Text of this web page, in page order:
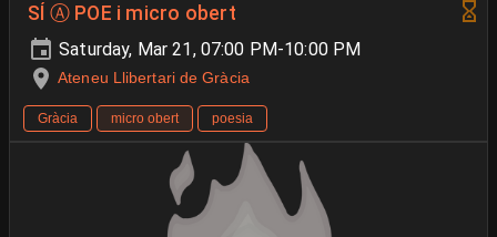
SÍ Ⓐ POE i micro obert
Saturday, Mar 21, 07:00 PM-10:00 PM
Ateneu Llibertari de Gràcia
Gràcia micro obert poesia